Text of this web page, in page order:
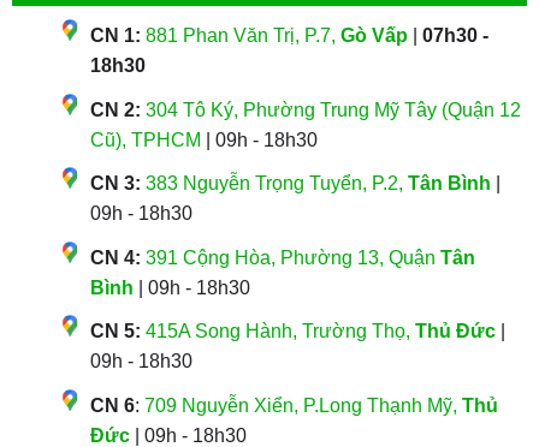
CN 1: 881 Phan Văn Trị, P.7, Gò Vấp| 07h30 -
18h30
CN 2: 304 Tô Ký, Phường Trung Mỹ Tây (Quận 12
Cũ), TPHCM
| 09h - 18h30
CN 3: 383 Nguyễn Trọng Tuyển, P.2, Tân Bình
09h - 18h30
CN 4: 391 Cộng Hòa, Phường 13, Quận Tân
Bình | 09h - 18h30
CN 5: 415A Song Hành, Trường Thọ, Thủ Đức|
09h - 18h30
CN 6: 709 Nguyễn Xiển, P.Long Thạnh Mỹ, Thủ
Đức| 09h - 18h30